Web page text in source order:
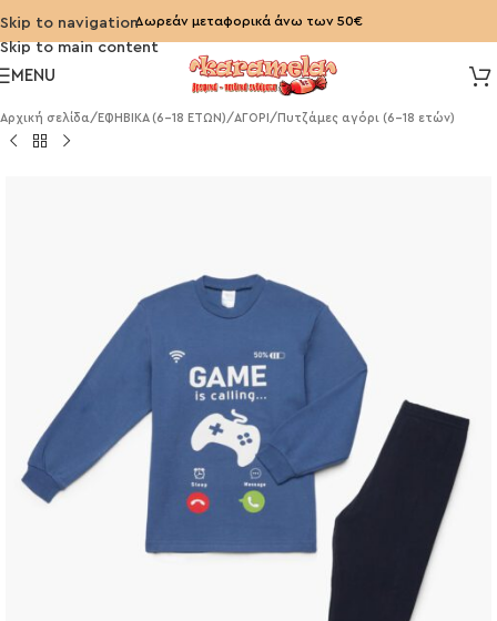
Skip to navigation
Skip to main content
Δωρεάν μεταφορικά άνω των 50€
MENU
Αρχική σελίδα/ ΕΦΗΒΙΚΑ (6-18 ΕΤΩΝ)/ΑΓΟΡΙ / Πυτζάμες αγόρι (6-18 ετών)